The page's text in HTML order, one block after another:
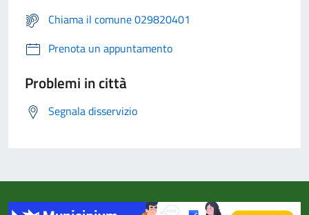
Chiama il comune 029820401
Prenota un appuntamento
Problemi in città
Segnala disservizio